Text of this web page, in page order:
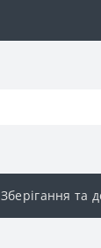
Зберігання та